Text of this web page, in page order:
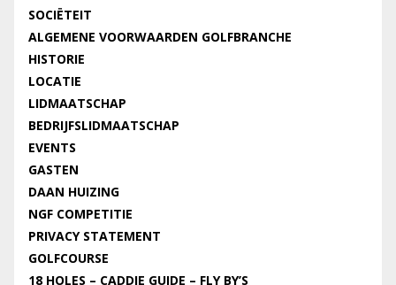
SOCIËTEIT
ALGEMENE VOORWAARDEN GOLFBRANCHE
HISTORIE
LOCATIE
LIDMAATSCHAP
BEDRIJFSLIDMAATSCHAP
EVENTS
GASTEN
DAAN HUIZING
NGF COMPETITIE
PRIVACY STATEMENT
GOLFCOURSE
18 HOLES – CADDIE GUIDE – FLY BY’S